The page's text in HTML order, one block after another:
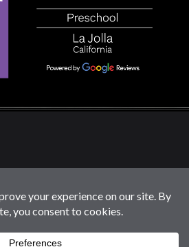
Reservados
Los Derechos.